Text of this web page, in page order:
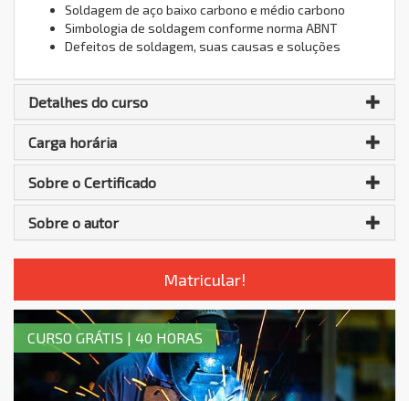
Soldagem de aço baixo carbono e médio carbono
Simbologia de soldagem conforme norma ABNT
Defeitos de soldagem, suas causas e soluções
Detalhes do curso
Carga horária
Sobre o Certificado
Sobre o autor
Matricular!
CURSO GRÁTIS | 40 HORAS